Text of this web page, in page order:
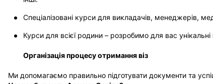
Спеціалізовані курси для викладачів, менеджерів,
Курси для всієї родини – розробимо для вас
Організація процесу отримання віз
Ми допомагаємо правильно підготувати документи та
СЕРЕДНЯ ОСВІТА
ІНОЗЕМНІ МОВИ
КАНАДА